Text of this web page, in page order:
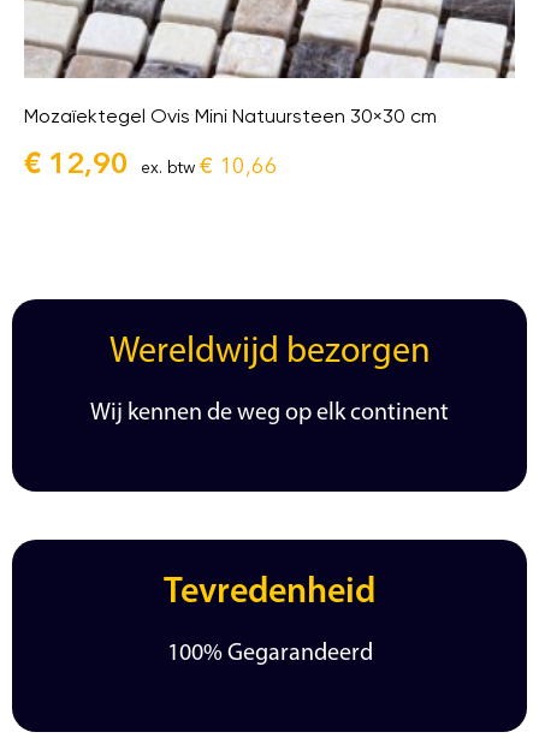
Mozaïektegel Ovis Mini Natuursteen 30×30 cm
€ 12,90 ex. btw € 10,66
Wereldwijd bezorgen
Wij kennen de weg op elk continent
Tevredenheid
100% Gegarandeerd